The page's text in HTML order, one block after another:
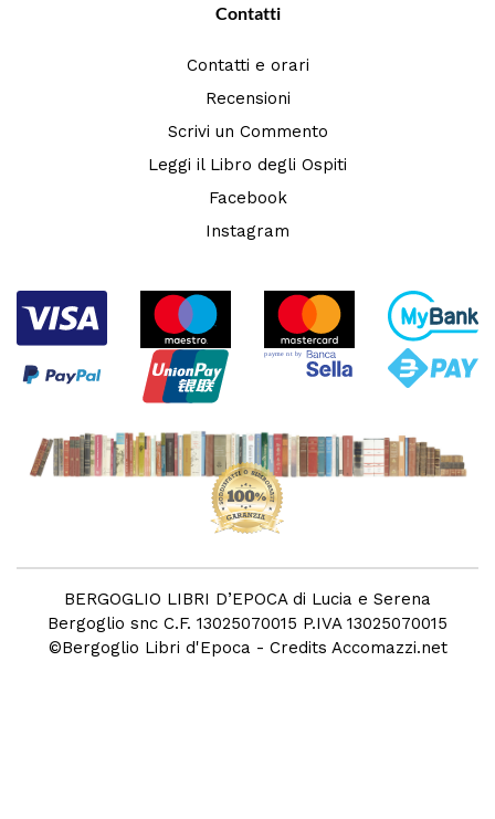
Contatti
Contatti e orari
Recensioni
Scrivi un Commento
Leggi il Libro degli Ospiti
Facebook
Instagram
BERGOGLIO LIBRI D’EPOCA di Lucia e Serena
Bergoglio snc C.F. 13025070015 P.IVA 13025070015
©Bergoglio Libri d'Epoca - Credits Accomazzi.net